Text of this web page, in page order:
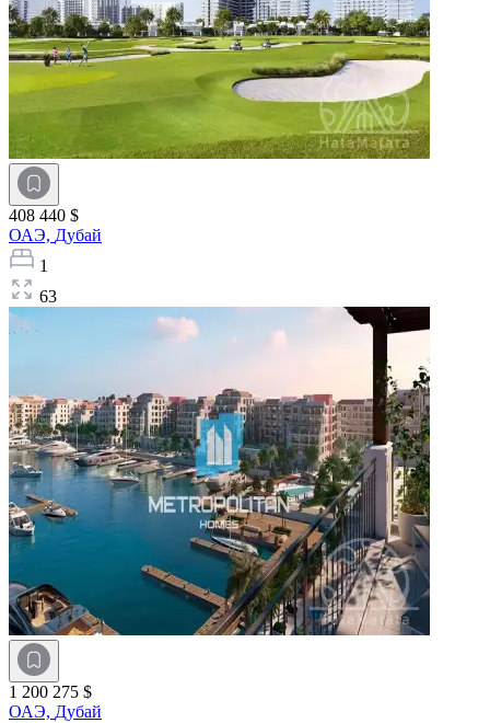
408 440 $
ОАЭ, Дубай
1
63
1 200 275 $
ОАЭ, Дубай